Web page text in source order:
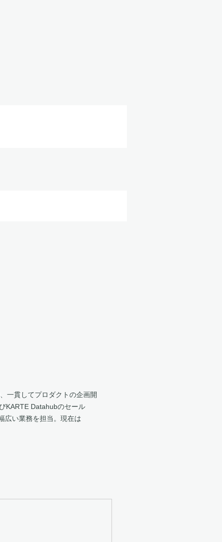
一貫してプロダクトの企画開
KARTE Datahubのセール
広い業務を担当。現在は